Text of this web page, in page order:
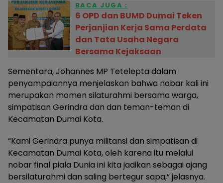
BACA JUGA :
6 OPD dan BUMD Dumai Teken
Perjanjian Kerja Sama Perdata
dan Tata Usaha Negara
Bersama Kejaksaan
Sementara, Johannes MP Tetelepta dalam
penyampaiannya menjelaskan bahwa nobar kali ini
merupakan momen silaturahmi bersama warga,
simpatisan Gerindra dan dan teman-teman di
Kecamatan Dumai Kota.
“Kami Gerindra punya militansi dan simpatisan di
Kecamatan Dumai Kota, oleh karena itu melalui
nobar final piala Dunia ini kita jadikan sebagai ajang
bersilaturahmi dan saling bertegur sapa,” jelasnya.